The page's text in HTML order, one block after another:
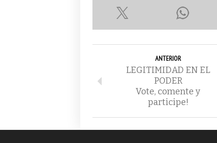
ANTERIOR
LEGITIMIDAD EN EL
PODER
Vote, comente y
participe!